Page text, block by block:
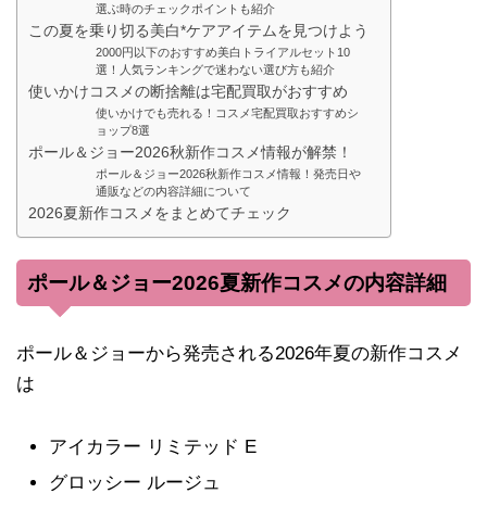
選ぶ時のチェックポイントも紹介
この夏を乗り切る美白*ケアアイテムを見つけよう
2000円以下のおすすめ美白トライアルセット10
選！人気ランキングで迷わない選び方も紹介
使いかけコスメの断捨離は宅配買取がおすすめ
使いかけでも売れる！コスメ宅配買取おすすめシ
ョップ8選
ポール＆ジョー2026秋新作コスメ情報が解禁！
ポール＆ジョー2026秋新作コスメ情報！発売日や
通販などの内容詳細について
2026夏新作コスメをまとめてチェック
ポール＆ジョー2026夏新作コスメの内容詳細
ポール＆ジョーから発売される2026年夏の新作コスメ
は
アイカラー リミテッド E
グロッシー ルージュ